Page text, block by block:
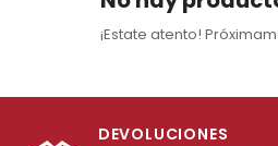
¡Estate atento!
DEVOLUCIONES